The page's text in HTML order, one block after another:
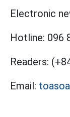
Electronic
Hotline: 096
Readers:
Email: